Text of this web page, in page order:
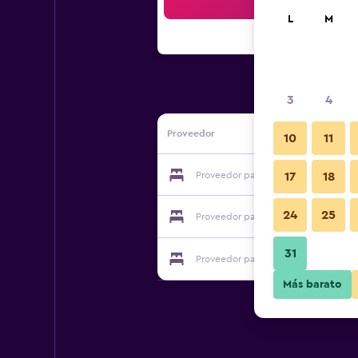
Proveedor
Proveedor para Arc Inn Kurosaki Plus
Proveedor para Arc Inn Kurosaki Plus
Proveedor para Arc Inn Kurosaki Plus
L M
3 4
10 11
17 18
24 25
31
Más barato